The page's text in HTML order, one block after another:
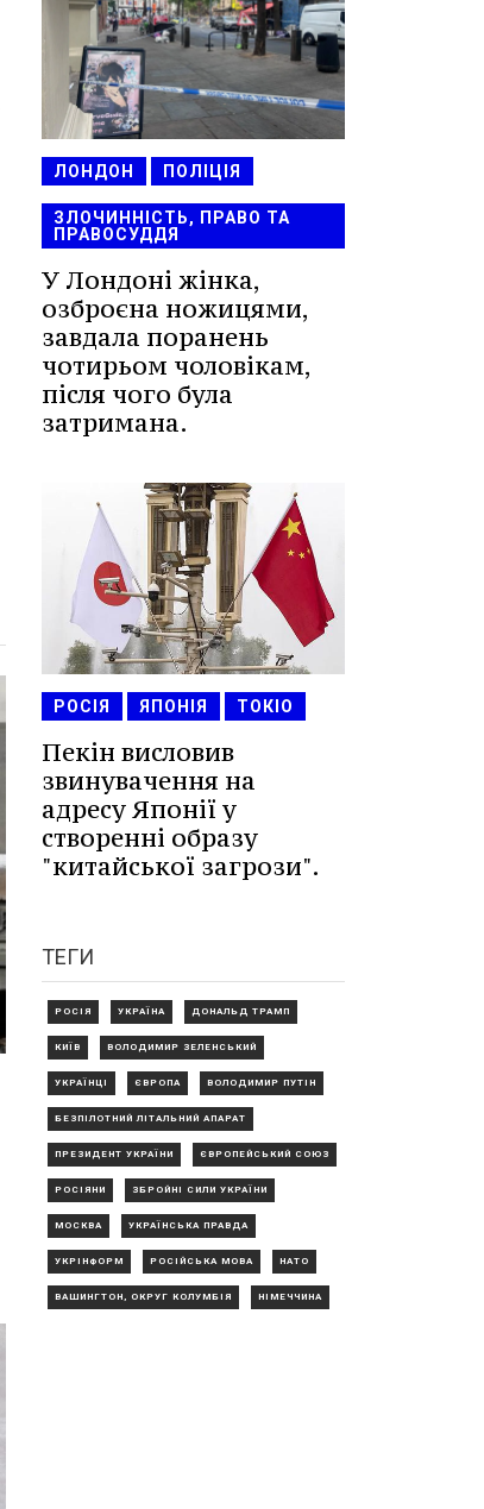
ЛОНДОН ПОЛІЦІЯ
ЗЛОЧИННІСТЬ, ПРАВО ТА
ПРАВОСУДДЯ
У Лондоні жінка,
озброєна ножицями,
завдала поранень
чотирьом чоловікам,
після чого була
затримана.
РОСІЯ ЯПОНІЯ ТОКІО
Пекін висловив
звинувачення на
адресу Японії у
створенні образу
"китайської загрози".
ТЕГИ
РОСІЯ УКРАЇНА ДОНАЛЬД ТРАМП
КИЇВ ВОЛОДИМИР ЗЕЛЕНСЬКИЙ
УКРАЇНЦІ ЄВРОПА ВОЛОДИМИР ПУТІН
БЕЗПІЛОТНИЙ ЛІТАЛЬНИЙ АПАРАТ
ПРЕЗИДЕНТ УКРАЇНИ ЄВРОПЕЙСЬКИЙ СОЮЗ
РОСІЯНИ ЗБРОЙНІ СИЛИ УКРАЇНИ
МОСКВА УКРАЇНСЬКА ПРАВДА
УКРІНФОРМ РОСІЙСЬКА МОВА НАТО
ВАШИНГТОН, ОКРУГ КОЛУМБІЯ НІМЕЧЧИНА